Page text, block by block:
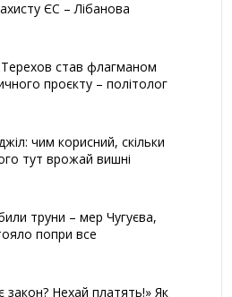
ЄС – Лібанова
став флагманом
проєкту – політолог
чим корисний, скільки
тут врожай вишні
труни – мер Чугуєва,
попри все
Нехай платять!» Як